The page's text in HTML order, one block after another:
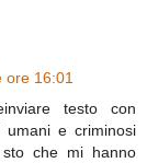
ore 16:01
testo con
e criminosi
sto che mi hanno